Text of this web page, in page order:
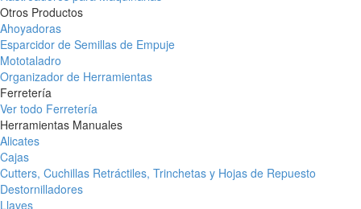
Otros Productos
Ahoyadoras
Esparcidor de Semillas de Empuje
Mototaladro
Organizador de Herramientas
Ferretería
Ver todo Ferretería
Herramientas Manuales
Alicates
Cajas
Cutters, Cuchillas Retráctiles, Trinchetas y Hojas de Repuesto
Destornilladores
Llaves